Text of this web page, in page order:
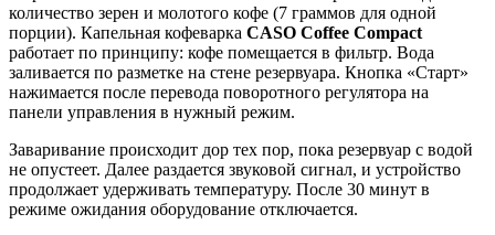
количество зерен и молотого кофе (7 граммов для одной
порции). Капельная кофеварка CASO Coffee Compact
работает по принципу: кофе помещается в фильтр. Вода
заливается по разметке на стене резервуара. Кнопка «Старт»
нажимается после перевода поворотного регулятора на
панели управления в нужный режим.
Заваривание происходит дор тех пор, пока резервуар с водой
не опустеет. Далее раздается звуковой сигнал, и устройство
продолжает удерживать температуру. После 30 минут в
режиме ожидания оборудование отключается.